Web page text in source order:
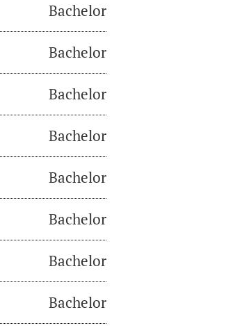
Bachelor
Bachelor
Bachelor
Bachelor
Bachelor
Bachelor
Bachelor
Bachelor